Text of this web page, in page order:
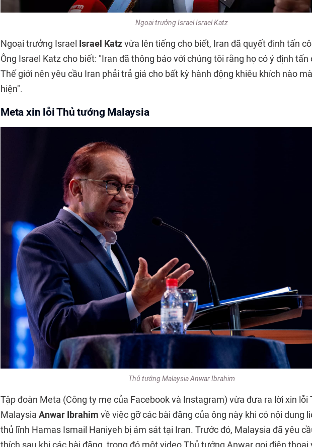
Ngoại trưởng Israel Israel Katz
Ngoại trưởng Israel Israel Katzvừa lên tiếng cho biết, Iran đã quyết định tấn
Ông Israel Katz cho biết: "Iran đã thông báo với chúng tôi rằng họ có ý định tấn
Thế giới nên yêu cầu Iran phải trả giá cho bất kỳ hành động khiêu khích nào
hiện".
Meta xin lỗi Thủ tướng Malaysia
Thủ tướng Malaysia Anwar Ibrahim
Tập đoàn Meta (Công ty mẹ của Facebook và Instagram) vừa đưa ra lời xin lỗi
Malaysia Anwar Ibrahim về việc gỡ các bài đăng của ông này khi có nội dung
thủ lĩnh Hamas Ismail Haniyeh bị ám sát tại Iran. Trước đó, Malaysia đã yêu